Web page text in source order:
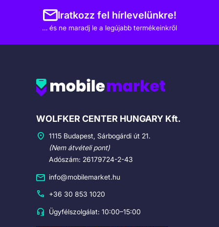
Iratkozz fel hírlevelünkre!
… és ne maradj le a legújabb termékeinkről
Cégadatok
WOLFKER CENTER HUNGARY Kft.
1115 Budapest, Sárbogárdi út 21.
(Nem átvételi pont)
Adószám: 26179724-2-43
info@mobilemarket.hu
+36 30 853 1020
Ügyfélszolgálat: 10:00–15:00